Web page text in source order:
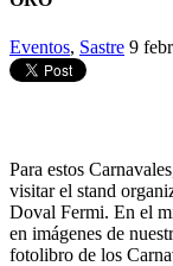
Eventos, Sastre 9
Para estos
visitar el stand
Doval Fermi. En el
en imágenes de
fotolibro de los